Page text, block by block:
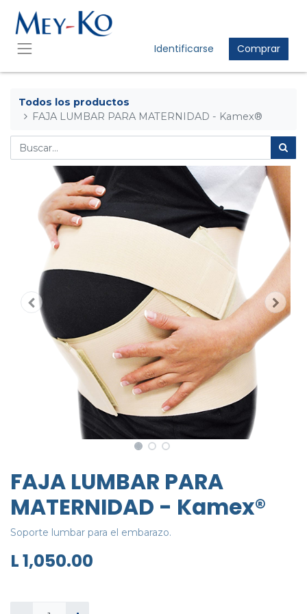
Identificarse Comprar
Todos los productos
FAJA LUMBAR PARA MATERNIDAD - Kamex®
FAJA LUMBAR PARA
MATERNIDAD - Kamex®
Soporte lumbar para el embarazo.
L1,050.00